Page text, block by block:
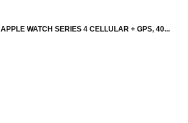
APPLE WATCH SERIES 4 CELLULAR + GPS, 40...